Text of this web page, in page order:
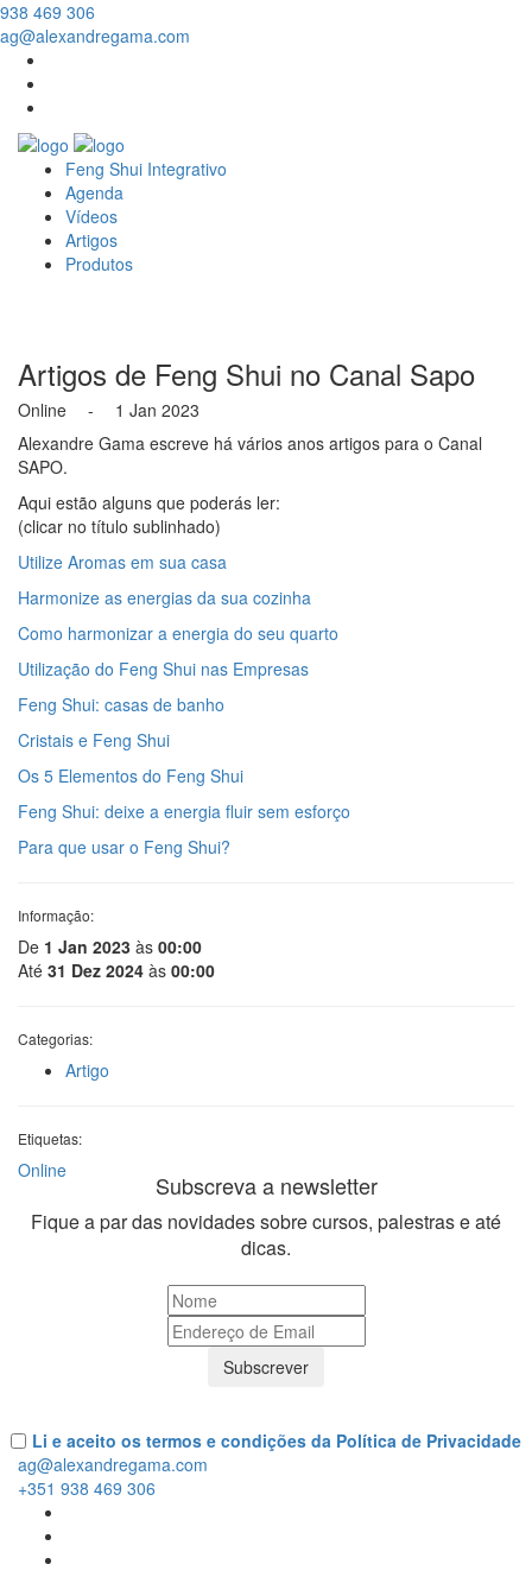
938 469 306
ag@alexandregama.com
Feng Shui Integrativo
Agenda
Vídeos
Artigos
Produtos
Artigos de Feng Shui no Canal Sapo
Online - 1 Jan 2023
Alexandre Gama escreve há vários anos artigos para o Canal
SAPO.
Aqui estão alguns que poderás ler:
(clicar no título sublinhado)
Utilize Aromas em sua casa
Harmonize as energias da sua cozinha
Como harmonizar a energia do seu quarto
Utilização do Feng Shui nas Empresas
Feng Shui: casas de banho
Cristais e Feng Shui
Os 5 Elementos do Feng Shui
Feng Shui: deixe a energia fluir sem esforço
Para que usar o Feng Shui?
Informação:
De 1 Jan 2023 às 00:00
Até 31 Dez 2024 às 00:00
Categorias:
Artigo
Etiquetas:
Online Subscreva a newsletter
Fique a par das novidades sobre cursos, palestras e até
dicas.
Subscrever
Li e aceito os termos e condições da Política de Privacidade
ag@alexandregama.com
+351 938 469 306